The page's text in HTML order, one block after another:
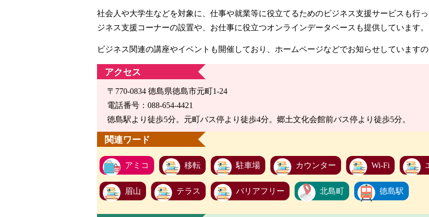
社会人や大学生などを対象に、仕事や就業等に役立てるためのビジネス支援サービスも行
ジネス支援コーナーの設置や、お仕事に役立つオンラインデータベースも提供しています。
ビジネス関連の講座やイベントも開催しており、ホームページなどでお知らせしています
アクセス
〒770-0834 徳島県徳島市元町1-24
電話番号：088-654-4421
徳島駅より徒歩5分。元町バス停より徒歩4分。郷土文化会館前バス停より徒歩5分。
関連ワード
アミコ 移転 駐車場 カウンター Wi-Fi
眉山 テラス バリアフリー 北島町 徳島駅